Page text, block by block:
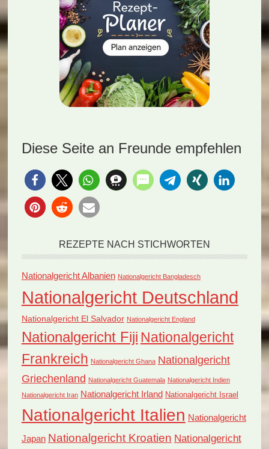
Diese Seite an Freunde empfehlen
REZEPTE NACH STICHWORTEN
Nationalgericht Albanien Nationalgericht Bangladesch
Nationalgericht Deutschland
Nationalgericht El Salvador Nationalgericht England
Nationalgericht Fiji Nationalgericht
Frankreich Nationalgericht Ghana Nationalgericht
Griechenland Nationalgericht Guatemala Nationalgericht Indien
Nationalgericht Iran Nationalgericht Irland Nationalgericht Israel
Nationalgericht Italien Nationalgericht
Japan Nationalgericht Kroatien Nationalgericht